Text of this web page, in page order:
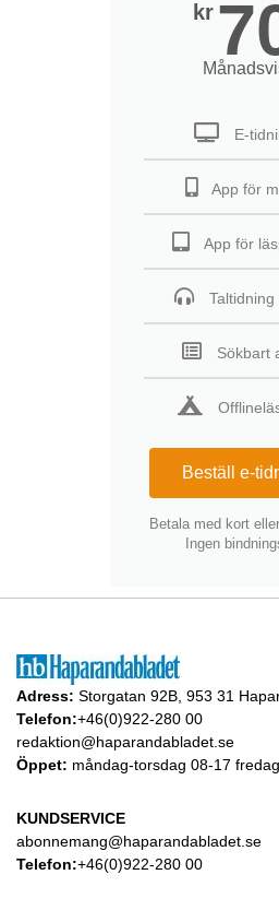
kr
E-
App för
App för
Taltidning
Sökbart
Beställ e-
Betala med kort
Ingen
Adress: Storgatan 92B, 953 31
Telefon:+46(0)922-280 00
redaktion@haparandabladet.se
Öppet: måndag-torsdag 08-17
KUNDSERVICE
abonnemang@haparandabladet.se
Telefon:+46(0)922-280 00